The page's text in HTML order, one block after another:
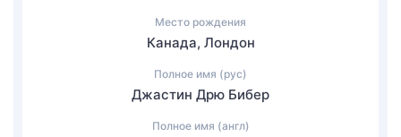
Место рождения
Канада, Лондон
Полное имя (рус)
Джастин Дрю Бибер
Полное имя (англ)